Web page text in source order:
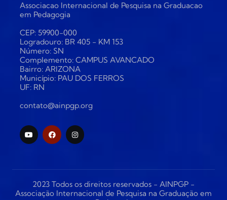
Associacao Internacional de Pesquisa na Graduacao
em Pedagogia
CEP: 59900-000
Logradouro: BR 405 - KM 153
Número: SN
Complemento: CAMPUS AVANCADO
Bairro: ARIZONA
Município: PAU DOS FERROS
UF: RN
contato@ainpgp.org
2023 Todos os direitos reservados - AINPGP -
Associação Internacional de Pesquisa na Graduação em